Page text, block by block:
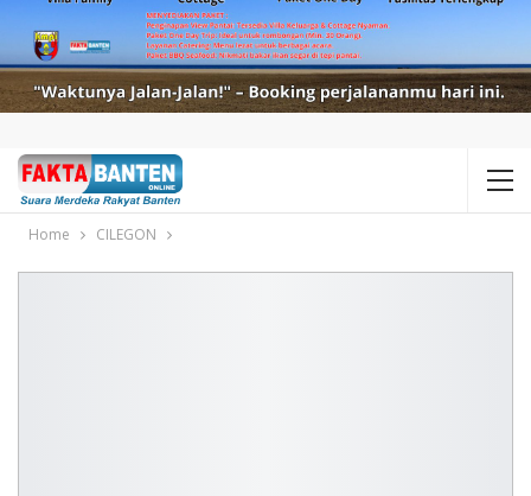
Home CILEGON